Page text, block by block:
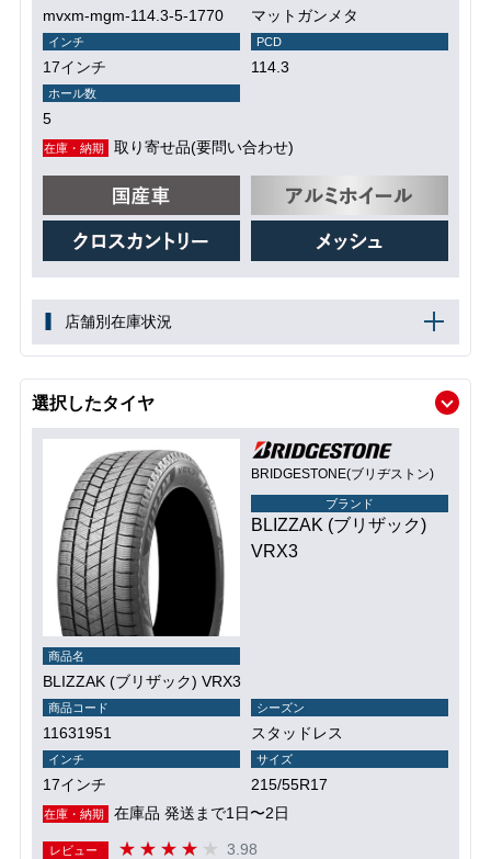
mvxm-mgm-114.3-5-1770 マットガンメタ
インチ
17インチ
PCD
114.3
ホール数
5
在庫・納期 取り寄せ品(要問い合わせ)
店舗別在庫状況
選択したタイヤ
BRIDGESTONE(ブリヂストン)
ブランド
BLIZZAK (ブリザック)
VRX3
商品名
BLIZZAK (ブリザック) VRX3
商品コード
11631951
シーズン
スタッドレス
インチ
17インチ
サイズ
215/55R17
在庫・納期 在庫品 発送まで1日〜2日
レビュー 3.98